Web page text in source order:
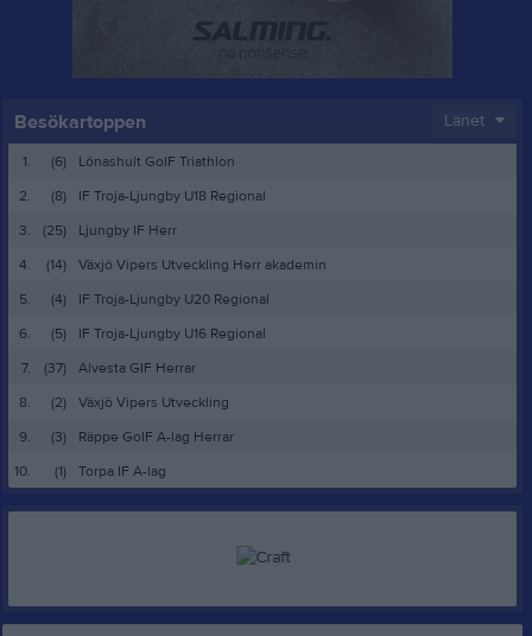
Besökartoppen Länet
1. (6)
Lönashult GoIF Triathlon
2.
(8)
IF Troja-Ljungby U18 Regional
3.
(25)
Ljungby IF Herr
4.
(14)
Växjö Vipers Utveckling Herr akademin
5.
(4)
IF Troja-Ljungby U20 Regional
6.
(5)
IF Troja-Ljungby U16 Regional
7.
(37)
Alvesta GIF Herrar
8.
(2)
Växjö Vipers Utveckling
9.
(3)
Räppe GoIF A-lag Herrar
10.
(1) Torpa IF A-lag